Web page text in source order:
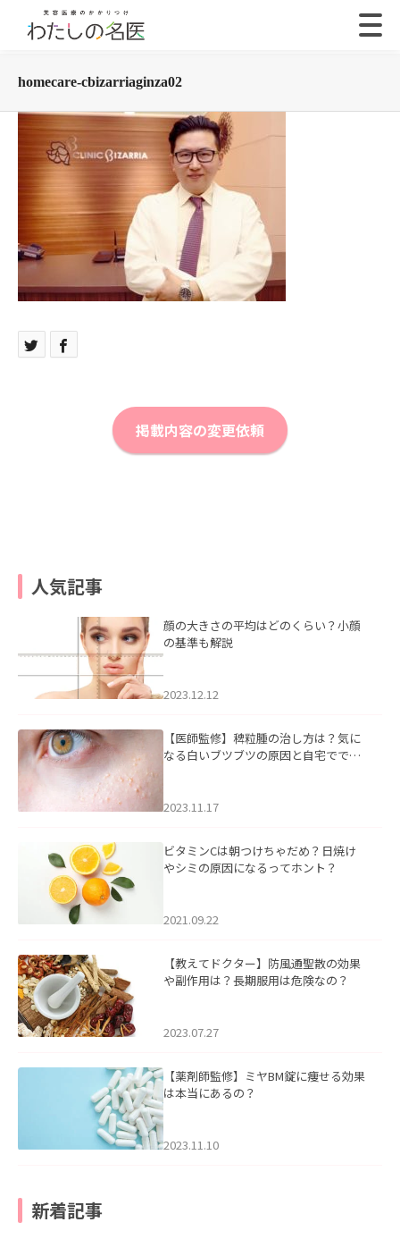
homecare-cbizarriaginza02
掲載内容の変更依頼
人気記事
顔の大きさの平均はどのくらい？小顔
の基準も解説
2023.12.12
【医師監修】稗粒腫の治し方は？気に
なる白いブツブツの原因と自宅ででき
2023.11.17
ビタミンCは朝つけちゃだめ？日焼け
やシミの原因になるってホント？
2021.09.22
【教えてドクター】防風通聖散の効果
や副作用は？長期服用は危険なの？
2023.07.27
【薬剤師監修】ミヤBM錠に痩せる効果
は本当にあるの？
2023.11.10
新着記事